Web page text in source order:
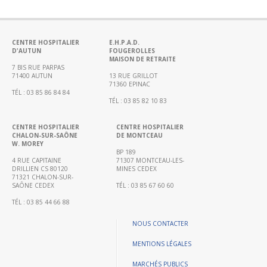
de
–
Recherche
clinique
du
CHWM
Continue
Certification
HAS
Démarche
Qualité
CENTRE HOSPITALIER
D'AUTUN
7 BIS RUE PARPAS
71400 AUTUN
TÉL : 03 85 86 84 84
E.H.P.A.D.
FOUGEROLLES
MAISON DE RETRAITE
13 RUE GRILLOT
71360 EPINAC
TÉL : 03 85 82 10 83
CENTRE HOSPITALIER
CHALON-SUR-SAÔNE
W. MOREY
4 RUE CAPITAINE
DRILLIEN CS 80120
71321 CHALON-SUR-
SAÔNE CEDEX
TÉL : 03 85 44 66 88
CENTRE HOSPITALIER
DE MONTCEAU
BP 189
71307 MONTCEAU-LES-
MINES CEDEX
TÉL : 03 85 67 60 60
NOUS CONTACTER
MENTIONS LÉGALES
MARCHÉS PUBLICS